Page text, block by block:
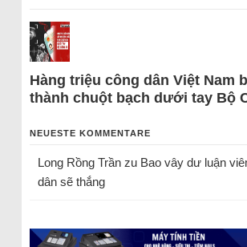
Hàng triệu công dân Việt Nam
thành chuột bạch dưới tay Bộ
NEUESTE KOMMENTARE
Long Rồng Trầnzu Bao vây dư luận
dân sẽ thắng